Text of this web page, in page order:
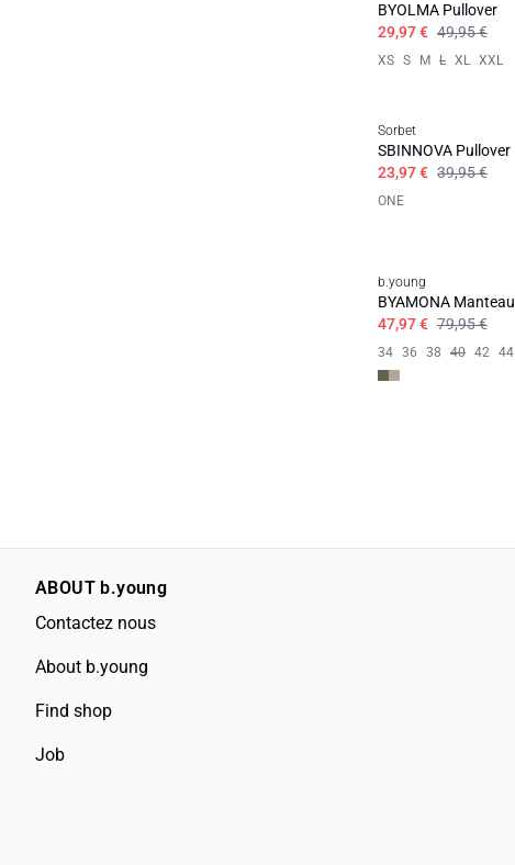
BYOLMA Pullover
29,97 € 49,95 €
XS S M L XL XXL
Sorbet
SBINNOVA Pullover
23,97 € 39,95 €
ONE
b.young
BYAMONA Manteau
47,97 € 79,95 €
34 36 38 40 42 44
ABOUT b.young
Contactez nous
About b.young
Find shop
Job